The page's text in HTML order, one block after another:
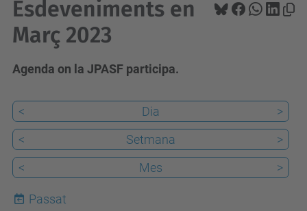
Esdeveniments en
Març 2023
Agenda on la JPASF participa.
< Dia
>
<
Setmana
>
<
Mes >
Passat